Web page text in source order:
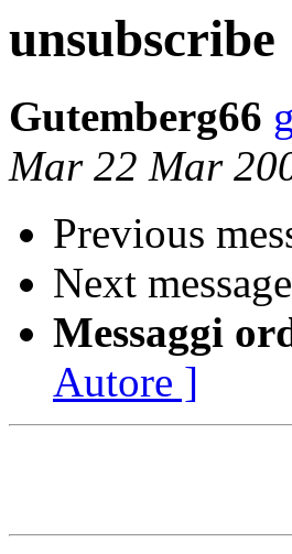
unsubscribe
Gutemberg66
Mar 22 Mar
Previous
Next
Messaggi
Autore ]